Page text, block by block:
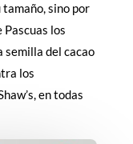
tamaño, sino por
los
semilla del cacao
los
en todas